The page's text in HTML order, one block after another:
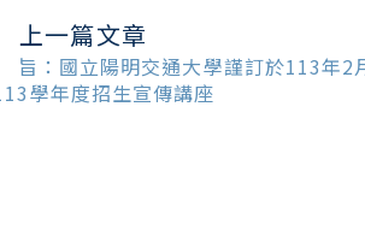
上一篇文章
：國立陽明交通大學謹訂於113年2
學年度招生宣傳講座